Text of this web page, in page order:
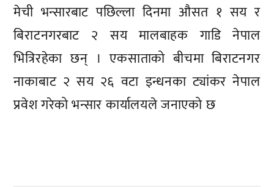
मेची भन्सारबाट पछिल्ला दिनमा औसत १ सय र
बिराटनगरबाट २ सय मालबाहक गाडि नेपाल
भित्रिरहेका छन् । एकसाताको बीचमा बिराटनगर
नाकाबाट २ सय २६ वटा इन्धनका ट्यांकर नेपाल
प्रवेश गरेको भन्सार कार्यालयले जनाएको छ